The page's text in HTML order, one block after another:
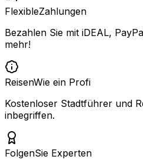
FlexibleZahlungen
Bezahlen Sie mit iDEAL,
mehr!
ReisenWie ein Profi
Kostenloser Stadtführer und
inbegriffen.
FolgenSie Experten